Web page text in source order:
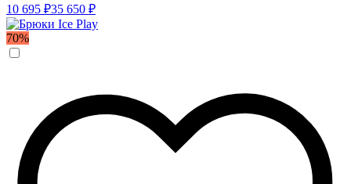
10 695 ₽35 650 ₽
70%